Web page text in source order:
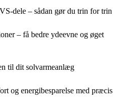
dele – sådan gør du trin for trin
– få bedre ydeevne og øget
til dit solvarmeanlæg
og energibesparelse med præcis